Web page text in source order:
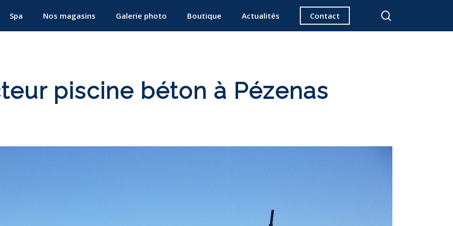
Spa Nos magasins Galerie photo Boutique Actualités Contact
piscine béton à Pézenas